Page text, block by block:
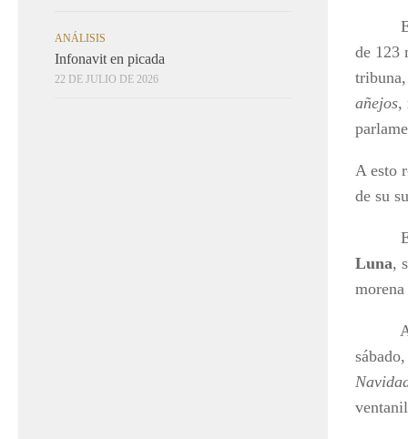
El
de 123
añejos,
A esto
de su
Esa
Luna,
A
ANÁLISIS
Infonavit en picada
22 DE JULIO DE 2026